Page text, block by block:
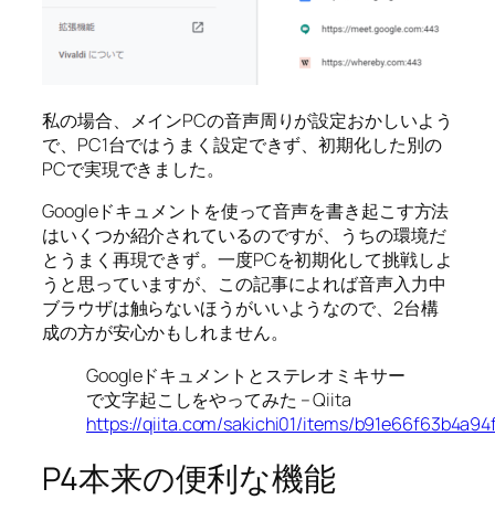
私の場合、メインPCの音声周りが設定おかしいよう
で、PC1台ではうまく設定できず、初期化した別の
PCで実現できました。
Googleドキュメントを使って音声を書き起こす方法
はいくつか紹介されているのですが、うちの環境だ
とうまく再現できず。一度PCを初期化して挑戦しよ
うと思っていますが、この記事によれば音声入力中
ブラウザは触らないほうがいいようなので、2台構
成の方が安心かもしれません。
Googleドキュメントとステレオミキサー
で文字起こしをやってみた – Qiita
https://qiita.com/sakichi01/items/
P4本来の便利な機能